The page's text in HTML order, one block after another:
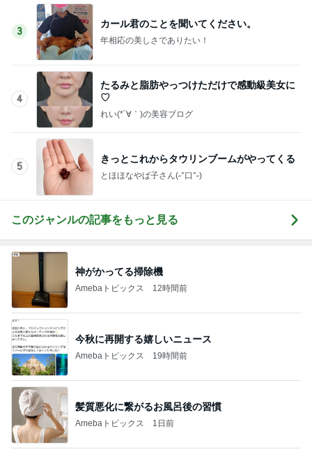
このジャンルの記事をもっと見る
神がかってる掃除機
Amebaトピックス 12時間前
今秋に再開する嬉しいニュース
Amebaトピックス 19時間前
Amebaトピックス 1日前
旅行先で発見した猫ちゃんの木馬
Amebaトピックス 1日前
白玉団子で作るフルーツポンチ
Amebaトピックス 1日前